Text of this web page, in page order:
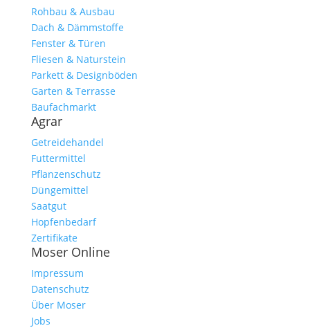
Rohbau & Ausbau
Dach & Dämmstoffe
Fenster & Türen
Fliesen & Naturstein
Parkett & Designböden
Garten & Terrasse
Baufachmarkt
Agrar
Getreidehandel
Futtermittel
Pflanzenschutz
Düngemittel
Saatgut
Hopfenbedarf
Zertifikate
Moser Online
Impressum
Datenschutz
Über Moser
Jobs